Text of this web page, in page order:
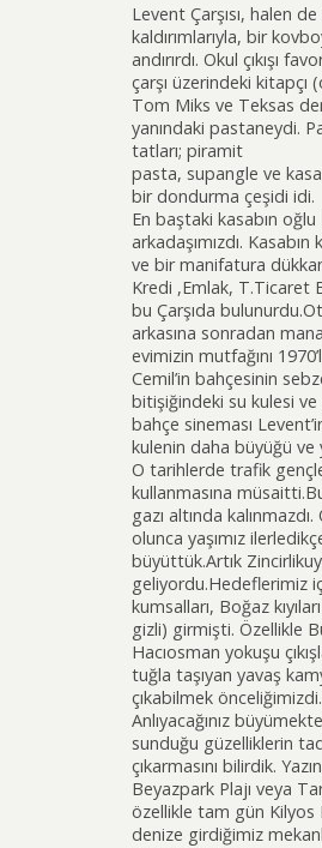
Levent Çarşısı, halen
kaldırımlarıyla, bir
andırırdı. Okul çıkışı
çarşı üzerindeki kitapçı
Tom Miks ve Teksas
yanındaki pastaneydi.
tatları; piramit
pasta, supangle ve
bir dondurma çeşidi idi.
En baştaki kasabın oğlu
arkadaşımızdı. Kasabın
ve bir manifatura
Kredi ,Emlak, T.Ticaret
bu Çarşıda
arkasına sonradan
evimizin mutfağını
Cemil’in bahçesinin
bitişiğindeki su kulesi ve
bahçe sineması
kulenin daha büyüğü ve
O tarihlerde trafik
kullanmasına
gazı altında
olunca yaşımız
büyüttük.Artık
geliyordu.Hedeflerimiz
kumsalları, Boğaz
gizli) girmişti. Özellikle
Hacıosman yokuşu
tuğla taşıyan yavaş
çıkabilmek önceliğimizdi.
Anlıyacağınız
sunduğu güzelliklerin
çıkarmasını bilirdik.
Beyazpark Plajı veya
özellikle tam gün Kilyos
denize girdiğimiz